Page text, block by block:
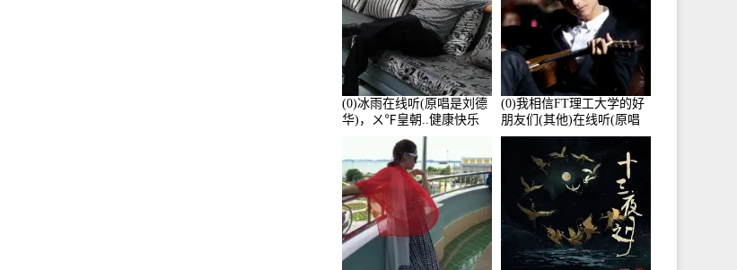
(0)冰雨在线听(原唱是刘德
华)，ㄨ℉皇朝..健康快乐
演唱点播:26643次
(0)我相信FT理工大学的好
朋友们(其他)在线听(原唱
是杨培安)，老乔演唱点
播:23714次